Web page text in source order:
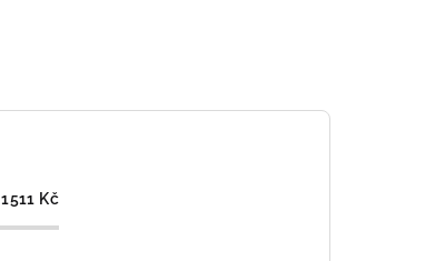
1511 Kč